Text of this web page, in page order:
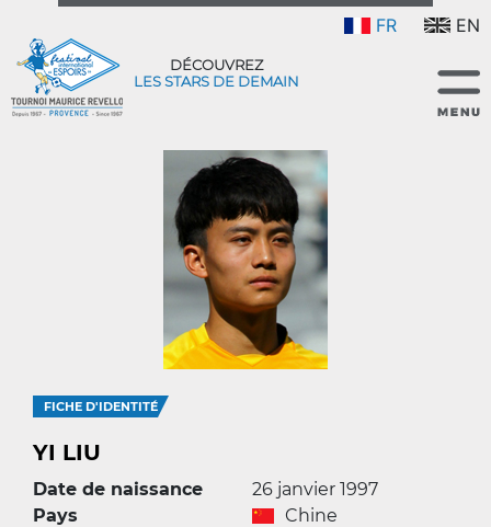
FR EN
DÉCOUVREZ
LES STARS DE DEMAIN
FICHE D'IDENTITÉ
YI LIU
Date de naissance
26 janvier 1997
Pays
Chine